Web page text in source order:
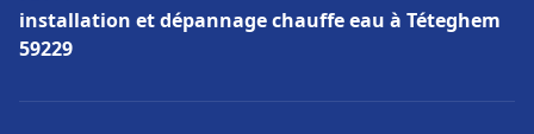
installation et dépannage chauffe eau à Téteghem
59229